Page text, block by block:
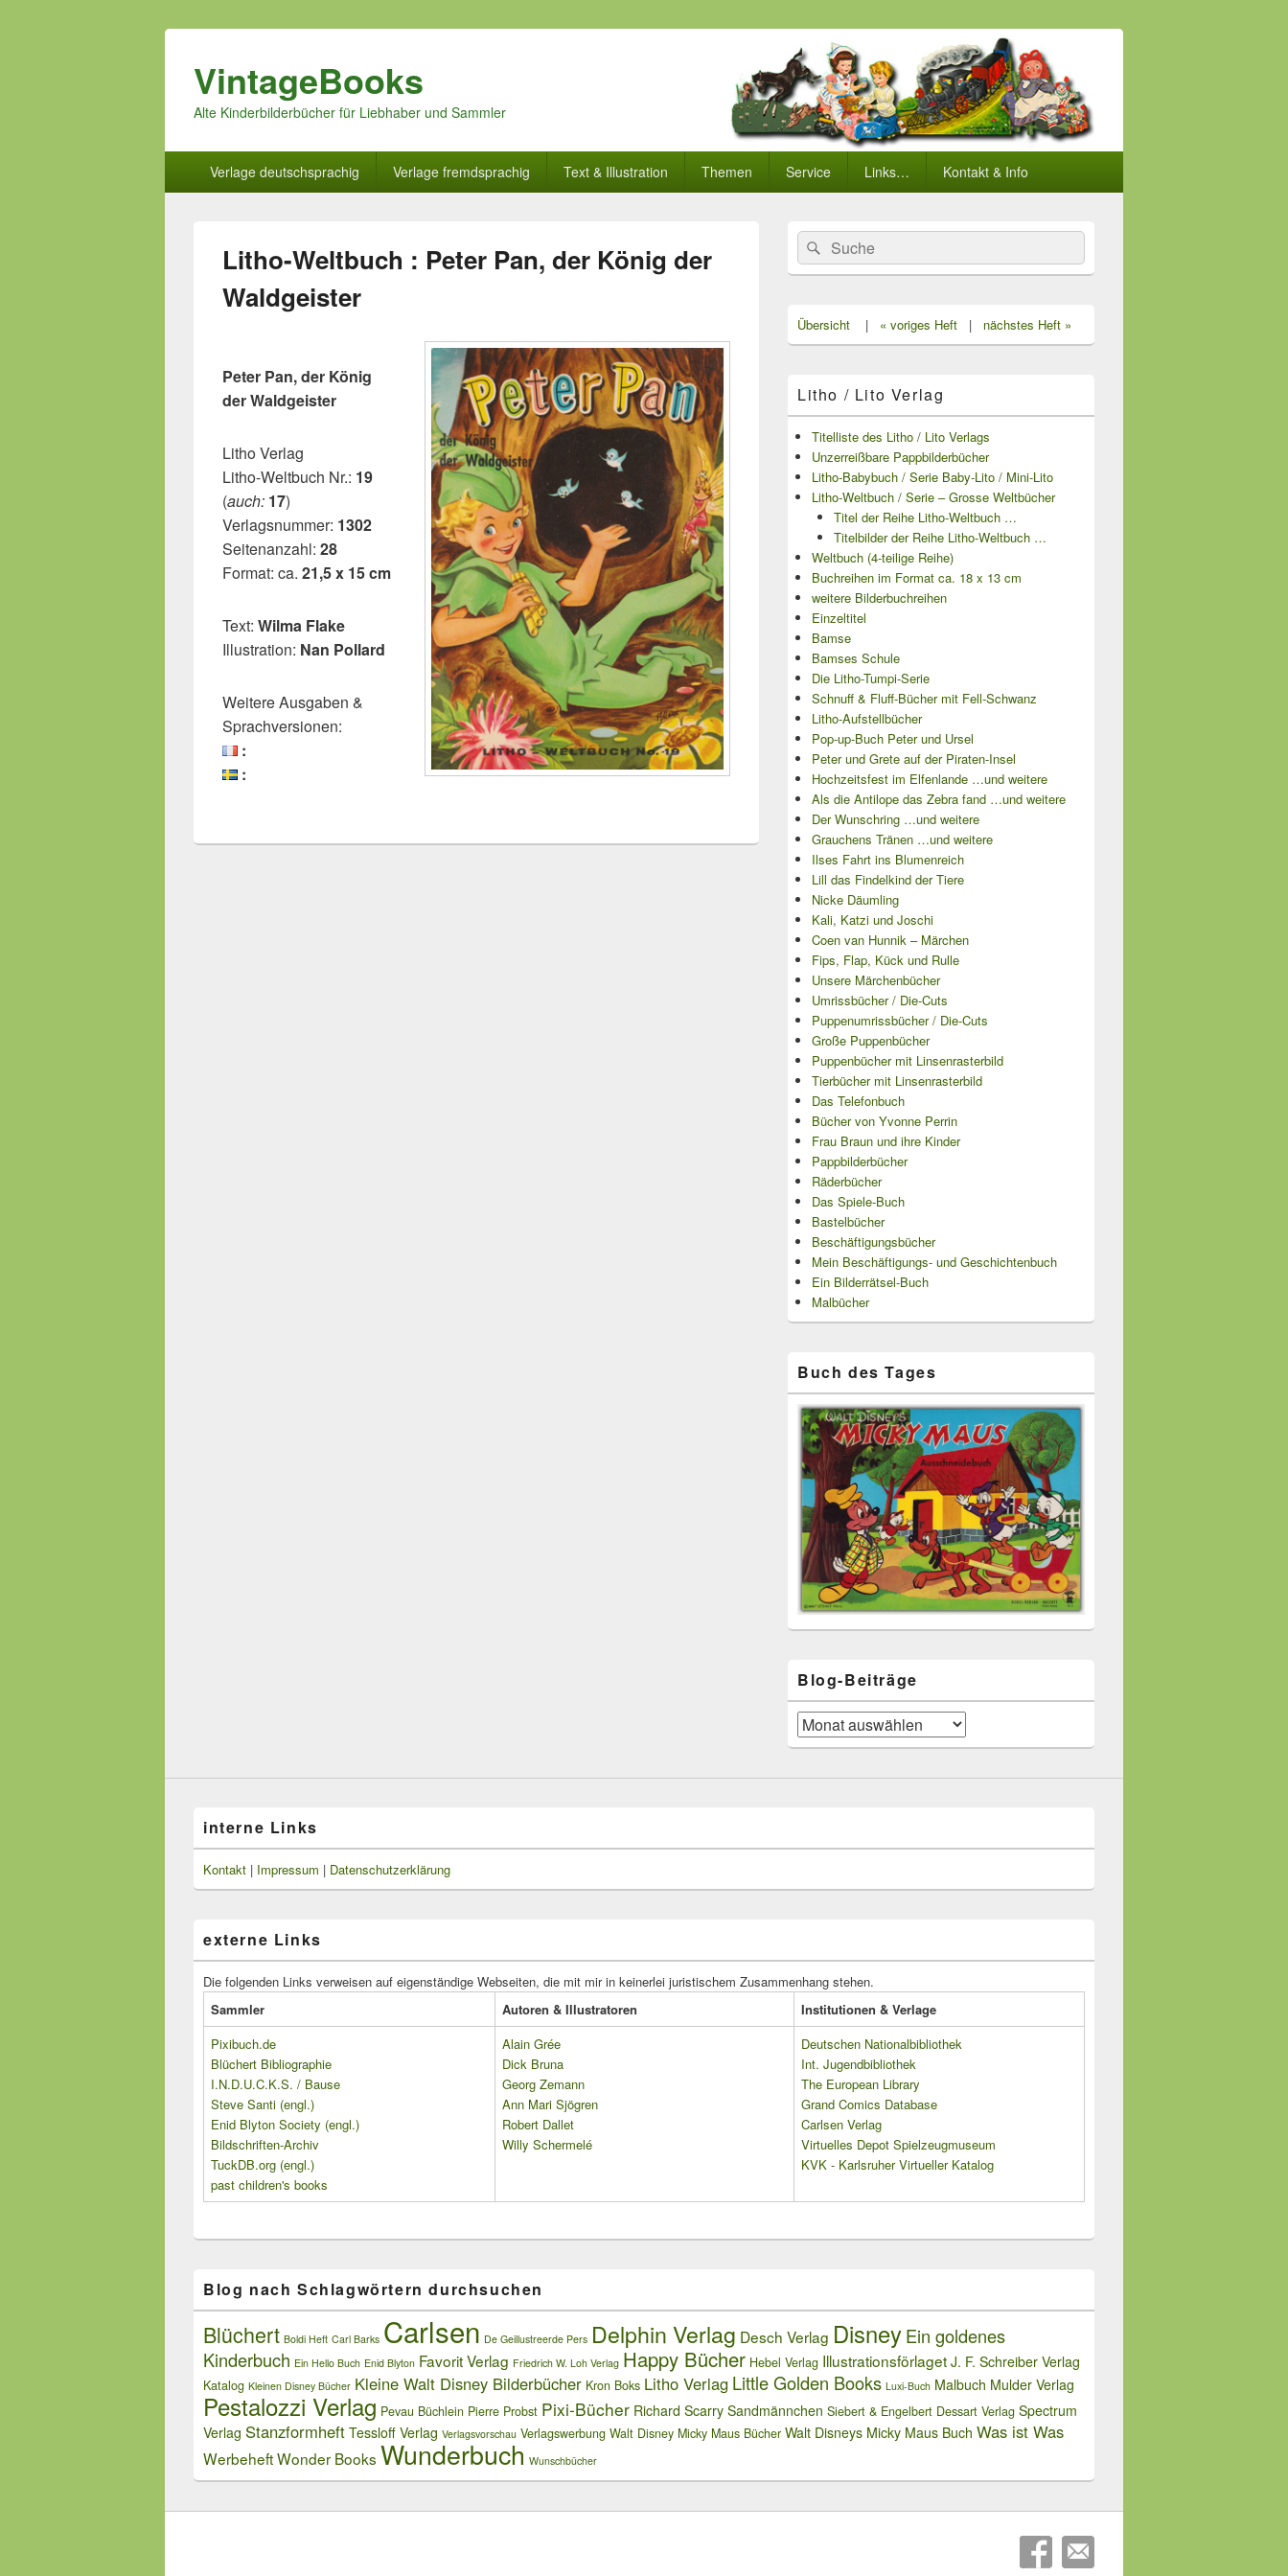
VintageBooks
Alte Kinderbilderbücher für Liebhaber und Sammler
Verlage deutschsprachig Verlage fremdsprachig Text & Illustration Themen Service Links… Kontakt & Info
Litho-Weltbuch : Peter Pan, der König der
Waldgeister
Peter Pan, der König
der Waldgeister
Litho Verlag
Litho-Weltbuch Nr.: 19
(auch: 17)
Verlagsnummer: 1302
Seitenanzahl: 28
Format: ca. 21,5 x 15 cm
Text: Wilma Flake
Illustration: Nan Pollard
Weitere Ausgaben &
Sprachversionen:
:
:
Primärer
Seitenleisten
Widget-
Bereich
Search
for:
Suche
Übersicht | « voriges Heft | nächstes Heft »
Litho / Lito Verlag
Titelliste des Litho / Lito Verlags
Unzerreißbare Pappbilderbücher
Litho-Babybuch / Serie Baby-Lito / Mini-Lito
Litho-Weltbuch / Serie – Grosse Weltbücher
Titel der Reihe Litho-Weltbuch …
Titelbilder der Reihe Litho-Weltbuch …
Weltbuch (4-teilige Reihe)
Buchreihen im Format ca. 18 x 13 cm
weitere Bilderbuchreihen
Einzeltitel
Bamse
Bamses Schule
Die Litho-Tumpi-Serie
Schnuff & Fluff-Bücher mit Fell-Schwanz
Litho-Aufstellbücher
Pop-up-Buch Peter und Ursel
Peter und Grete auf der Piraten-Insel
Hochzeitsfest im Elfenlande …und weitere
Als die Antilope das Zebra fand …und weitere
Der Wunschring …und weitere
Grauchens Tränen …und weitere
Ilses Fahrt ins Blumenreich
Lill das Findelkind der Tiere
Nicke Däumling
Kali, Katzi und Joschi
Coen van Hunnik – Märchen
Fips, Flap, Kück und Rulle
Unsere Märchenbücher
Umrissbücher / Die-Cuts
Puppenumrissbücher / Die-Cuts
Große Puppenbücher
Puppenbücher mit Linsenrasterbild
Tierbücher mit Linsenrasterbild
Das Telefonbuch
Bücher von Yvonne Perrin
Frau Braun und ihre Kinder
Pappbilderbücher
Räderbücher
Das Spiele-Buch
Bastelbücher
Beschäftigungsbücher
Mein Beschäftigungs- und Geschichtenbuch
Ein Bilderrätsel-Buch
Malbücher
Buch des Tages
Blog-Beiträge
Blog-
Beiträge
interne Links
Kontakt | Impressum | Datenschutzerklärung
externe Links
Die folgenden Links verweisen auf eigenständige Webseiten, die mit mir in keinerlei juristischem Zusammenhang stehen.
Sammler
Autoren & Illustratoren
Institutionen & Verlage
Pixibuch.de
Blüchert Bibliographie
I.N.D.U.C.K.S. / Bause
Steve Santi (engl.)
Enid Blyton Society (engl.)
Bildschriften-Archiv
TuckDB.org (engl.)
past children's books
Alain Grée
Dick Bruna
Georg Zemann
Ann Mari Sjögren
Robert Dallet
Willy Schermelé
Deutschen Nationalbibliothek
Int. Jugendbibliothek
The European Library
Grand Comics Database
Carlsen Verlag
Virtuelles Depot Spielzeugmuseum
KVK - Karlsruher Virtueller Katalog
Blog nach Schlagwörtern durchsuchen
Blüchert Boldi Heft Carl Barks Carlsen De Geillustreerde Pers Delphin Verlag Desch Verlag DisneyEin goldenes
Kinderbuch Ein Hello Buch Enid Blyton Favorit Verlag Friedrich W. Loh Verlag Happy Bücher Hebel Verlag Illustrationsförlaget J. F. Schreiber Verlag
Katalog Kleinen Disney Bücher Kleine Walt Disney Bilderbücher Kron Boks Litho Verlag Little Golden Books Luxi-Buch Malbuch Mulder Verlag
Pestalozzi Verlag Pevau Büchlein Pierre Probst Pixi-Bücher Richard Scarry Sandmännchen Siebert & Engelbert Dessart Verlag Spectrum
Verlag Stanzformheft Tessloff Verlag Verlagsvorschau Verlagswerbung Walt Disney Micky Maus Bücher Walt Disneys Micky Maus Buch Was ist Was
WerbeheftWonder Books Wunderbuch Wunschbücher